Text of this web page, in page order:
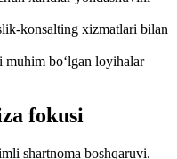
konsalting xizmatlari bilan
muhim bo‘lgan loyihalar
fokusi
shartnoma boshqaruvi.